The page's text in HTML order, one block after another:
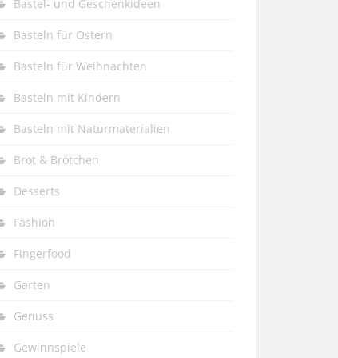
Bastel- und Geschenkideen
Basteln für Ostern
Basteln für Weihnachten
Basteln mit Kindern
Basteln mit Naturmaterialien
Brot & Brötchen
Desserts
Fashion
Fingerfood
Garten
Genuss
Gewinnspiele